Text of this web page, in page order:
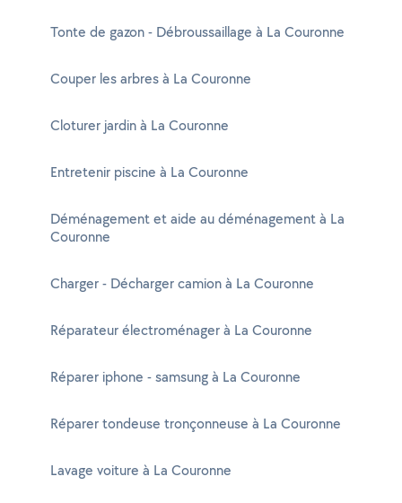
Tonte de gazon - Débroussaillage à La Couronne
Couper les arbres à La Couronne
Cloturer jardin à La Couronne
Entretenir piscine à La Couronne
Déménagement et aide au déménagement à La
Couronne
Charger - Décharger camion à La Couronne
Réparateur électroménager à La Couronne
Réparer iphone - samsung à La Couronne
Réparer tondeuse tronçonneuse à La Couronne
Lavage voiture à La Couronne